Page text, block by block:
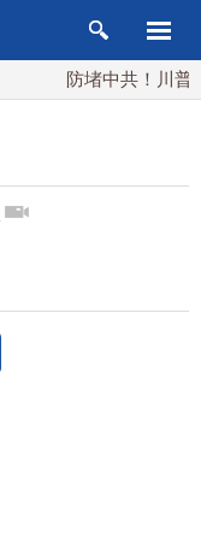
防堵中共！川普